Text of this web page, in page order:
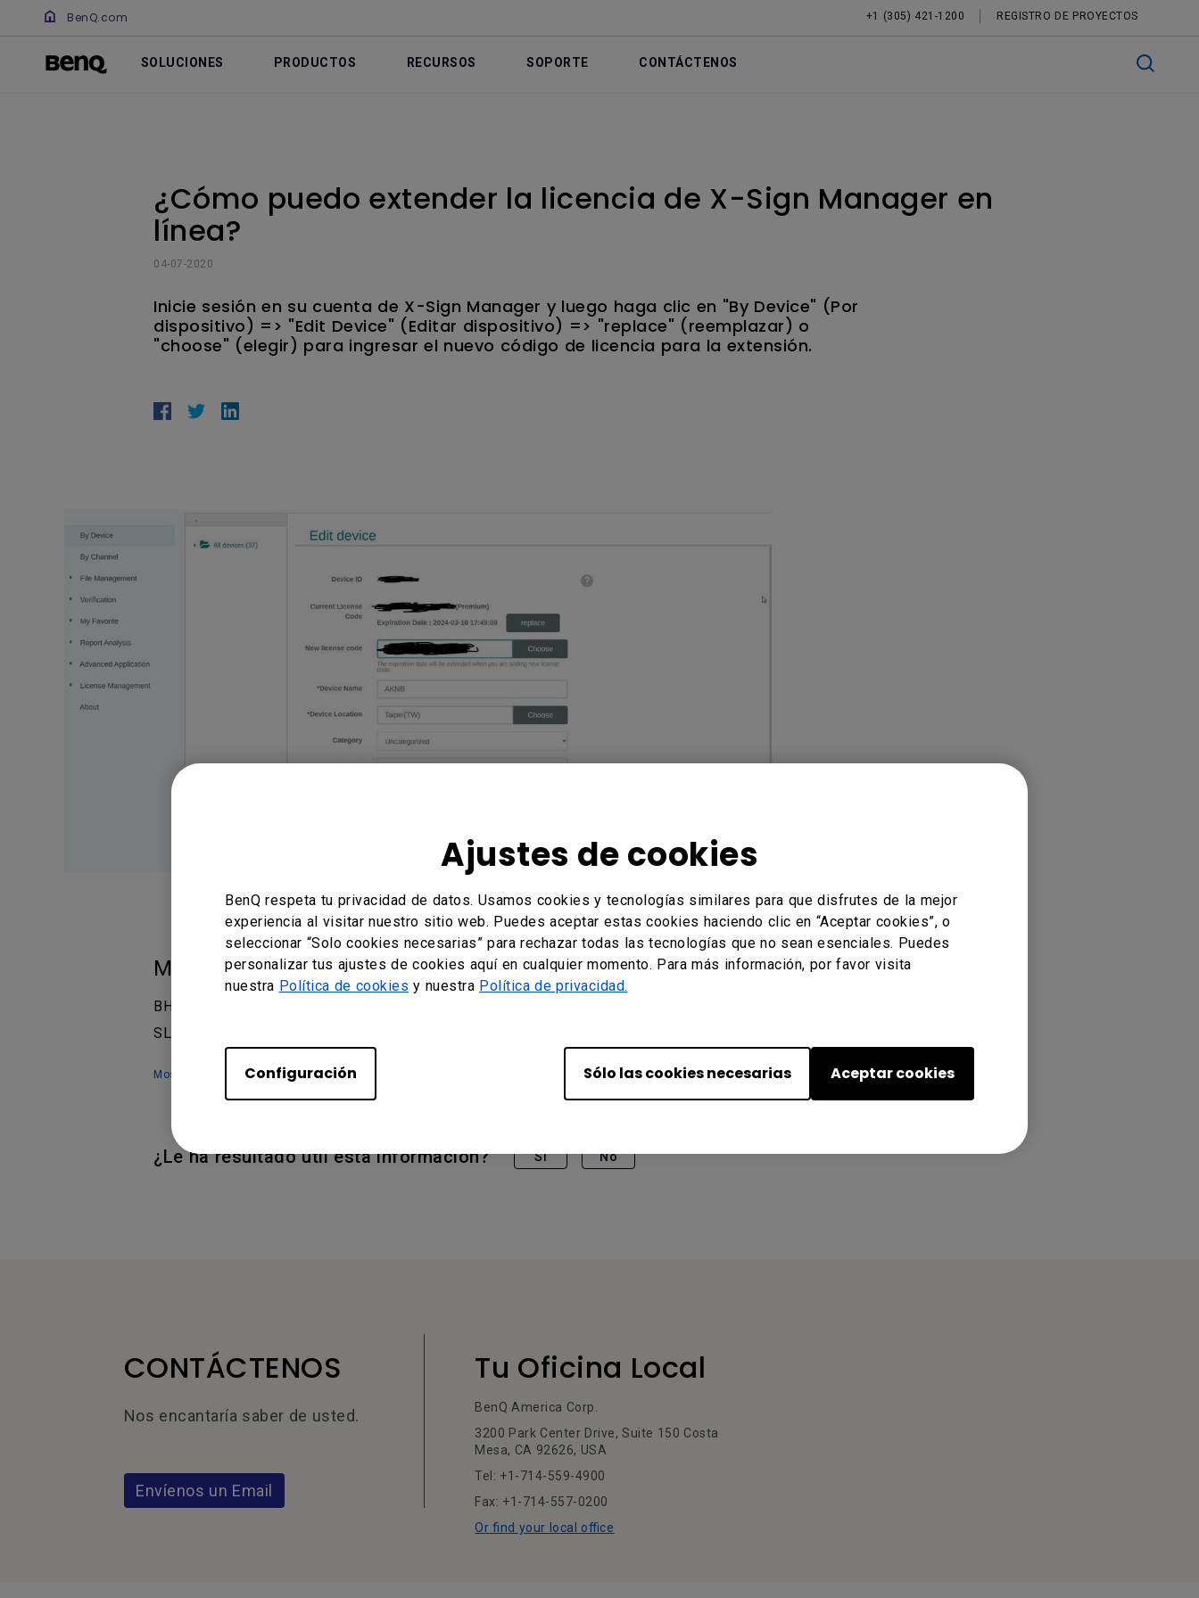
Ajustes de cookies
BenQ respeta tu privacidad de datos. Usamos cookies y tecnologías similares para que disfrutes de la mejor
experiencia al visitar nuestro sitio web. Puedes aceptar estas cookies haciendo clic en “Aceptar cookies”, o
seleccionar “Solo cookies necesarias” para rechazar todas las tecnologías que no sean esenciales. Puedes
personalizar tus ajustes de cookies aquí en cualquier momento. Para más información, por favor visita
nuestra Política de cookies y nuestra Política de privacidad.
Configuración Sólo las cookies necesarias Aceptar cookies
BenQ.com +1 (305) 421-1200 REGISTRO DE PROYECTOS
SOLUCIONES PRODUCTOS RECURSOS SOPORTE CONTÁCTENOS
¿Cómo puedo extender la licencia de X-Sign Manager en
línea?
04-07-2020
Inicie sesión en su cuenta de X-Sign Manager y luego haga clic en "By Device" (Por
dispositivo) => "Edit Device" (Editar dispositivo) => "replace" (reemplazar) o
"choose" (elegir) para ingresar el nuevo código de licencia para la extensión.
Modelos aplicables
BH2401, BH2801, BH2801N, BH3501, BH3801, BH3801D, BH3801N, IL430, IL490, IL550, SL4302K, SL5502K, SL6502K, SL6502K,
SL7502K, SL8502K, ST4301K, ST4302, ST5501K, ST5502, ST550K 55″ Smart Signage Series, ST6502, ST7502, ST8602, X-Sign
Mostrar más
¿Le ha resultado útil esta información? Sí No
CONTÁCTENOS
Nos encantaría saber de usted.
Envíenos un Email
Tu Oficina Local
BenQ America Corp.
3200 Park Center Drive, Suite 150 Costa
Mesa, CA 92626, USA
Tel: +1-714-559-4900
Fax: +1-714-557-0200
Or find your local office